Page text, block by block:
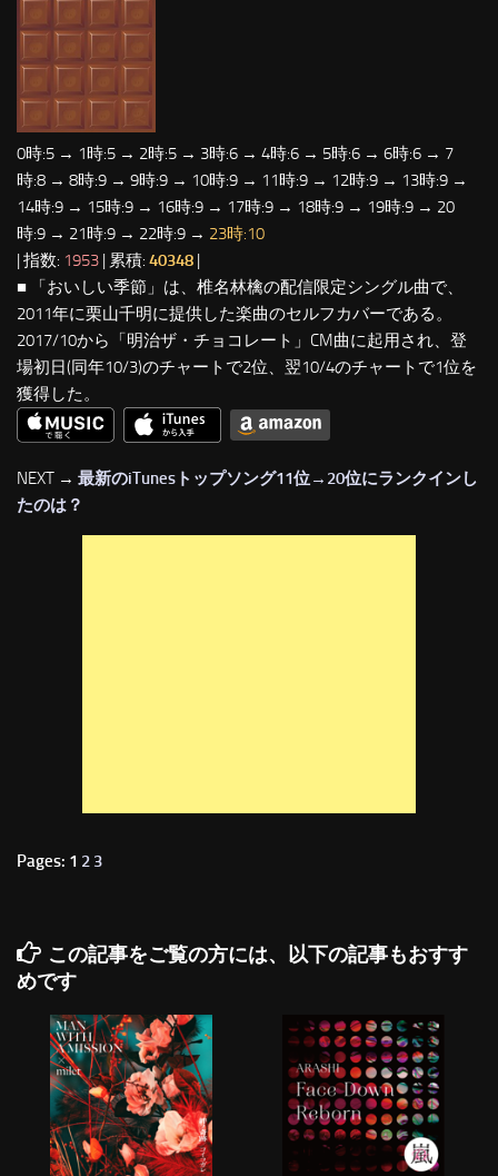
0時:5 → 1時:5 → 2時:5 → 3時:6 → 4時:6 → 5時:6 → 6時:6 → 7
時:8 → 8時:9 → 9時:9 → 10時:9 → 11時:9 → 12時:9 → 13時:9 →
14時:9 → 15時:9 → 16時:9 → 17時:9 → 18時:9 → 19時:9 → 20
時:9 → 21時:9 → 22時:9 → 23時:10
| 指数: 1953 | 累積: 40348 |
■ 「おいしい季節」は、椎名林檎の配信限定シングル曲で、
2011年に栗山千明に提供した楽曲のセルフカバーである。
2017/10から「明治ザ・チョコレート」CM曲に起用され、登
場初日(同年10/3)のチャートで2位、翌10/4のチャートで1位を
獲得した。
NEXT → 最新のiTunesトップソング11位→20位にランクインし
たのは？
Pages: 1 2 3
この記事をご覧の方には、以下の記事もおすす
めです